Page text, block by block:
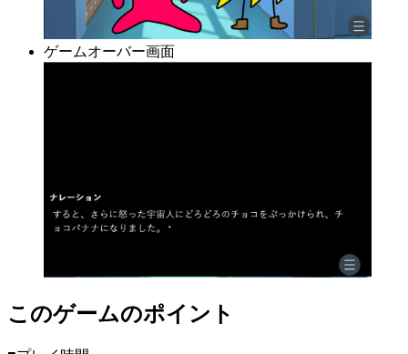
ゲームオーバー画面
このゲームのポイント